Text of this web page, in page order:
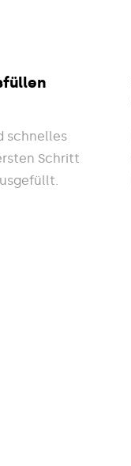
schnelles
Schritt